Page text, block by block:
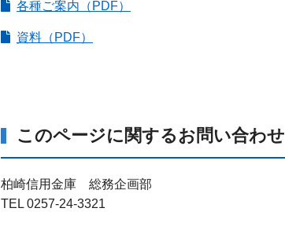
各種ご案内（PDF）
資料（PDF）
このページに関するお問い合わせ
柏崎信用金庫 総務企画部
TEL 0257-24-3321